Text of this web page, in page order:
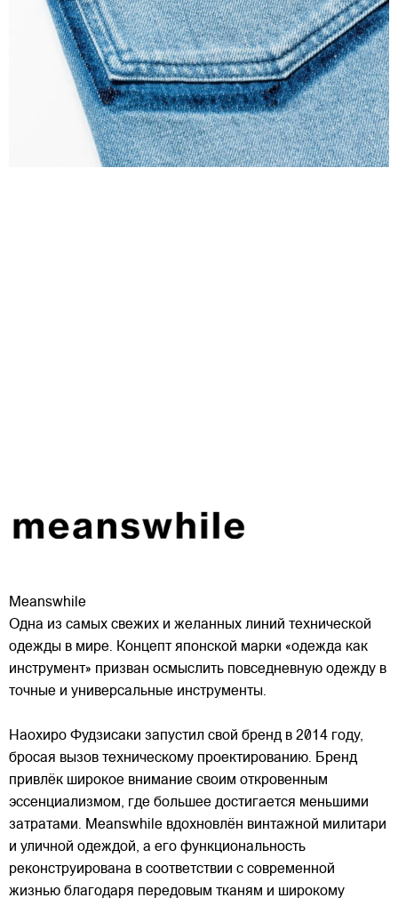
Meanswhile
Одна из самых свежих и желанных линий технической
одежды в мире. Концепт японской марки «одежда как
инструмент» призван осмыслить повседневную одежду в
точные и универсальные инструменты.
Наохиро Фудзисаки запустил свой бренд в 2014 году,
бросая вызов техническому проектированию. Бренд
привлёк широкое внимание своим откровенным
эссенциализмом, где большее достигается меньшими
затратами. Meanswhile вдохновлён винтажной милитари
и уличной одеждой, а его функциональность
реконструирована в соответствии с современной
жизнью благодаря передовым тканям и широкому